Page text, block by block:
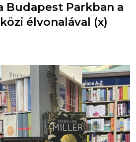
Budapest Parkban a
élvonalával (x)